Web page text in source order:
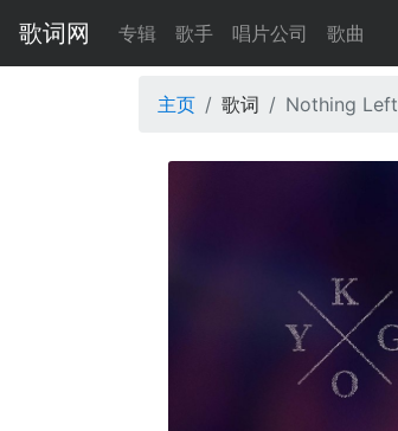
歌词网 专辑 歌手 唱片公司 歌曲
主页 歌词 Nothing Left